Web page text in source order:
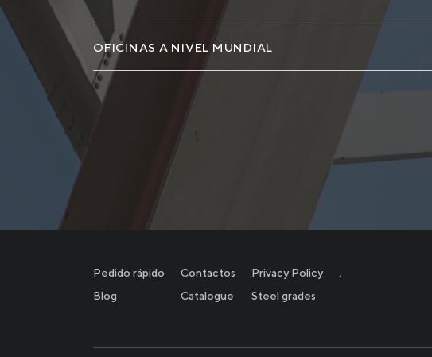
OFICINAS A NIVEL MUNDIAL
Pedido rápido
Blog
Contactos
Catalogue
Privacy Policy
Steel grades
.